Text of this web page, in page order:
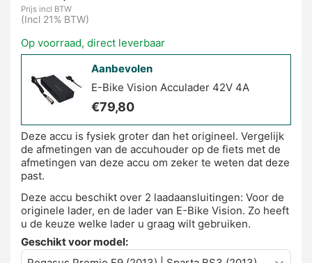
Prijs incl BTW
(Incl 21% BTW)
Op voorraad, direct leverbaar
Aanbevolen
E-Bike Vision Acculader 42V 4A
€79,80
Deze accu is fysiek groter dan het origineel. Vergelijk
de afmetingen van de accuhouder op de fiets met de
afmetingen van deze accu om zeker te weten dat deze
past.
Deze accu beschikt over 2 laadaansluitingen: Voor de
originele lader, en de lader van E-Bike Vision. Zo heeft
u de keuze welke lader u graag wilt gebruiken.
Geschikt voor model: